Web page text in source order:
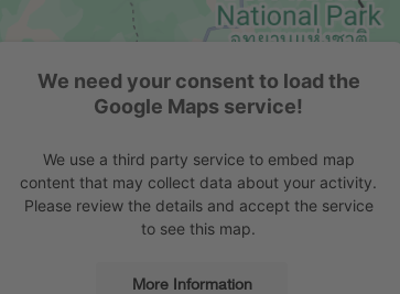
We need your consent to load the
Google Maps service!
We use a third party service to embed map
content that may collect data about your activity.
Please review the details and accept the service
to see this map.
More Information